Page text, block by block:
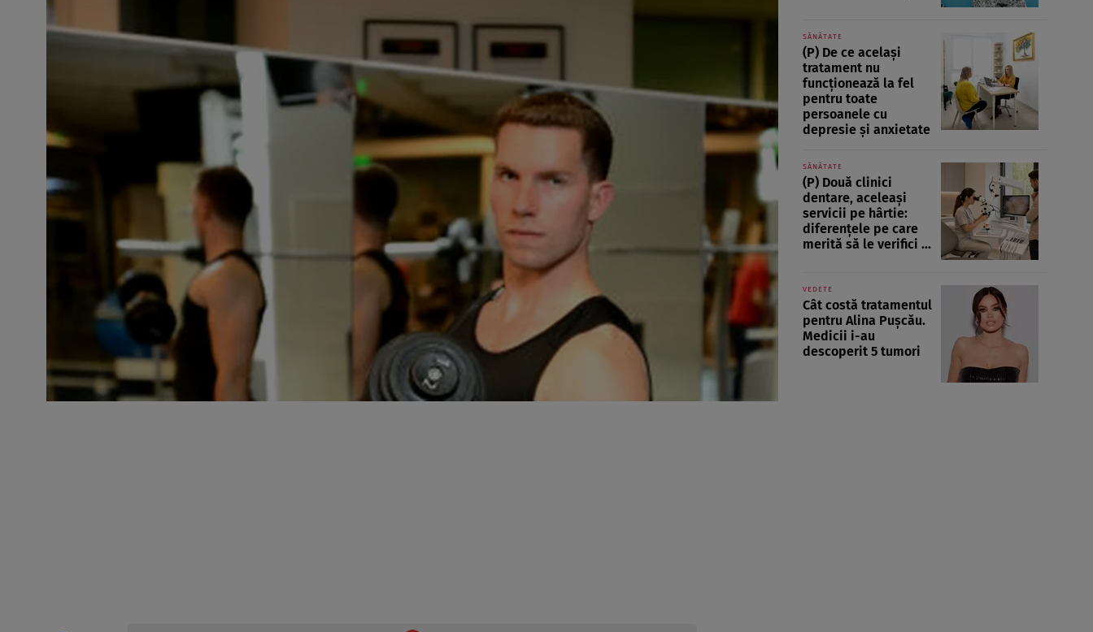
SĂNĂTATE
(P) De ce același
tratament nu
funcționează la fel
pentru toate
persoanele cu
depresie și anxietate
SĂNĂTATE
(P) Două clinici
dentare, aceleași
servicii pe hârtie:
diferențele pe care
merită să le verifici ...
VEDETE
Cât costă tratamentul
pentru Alina Pușcău.
Medicii i-au
descoperit 5 tumori